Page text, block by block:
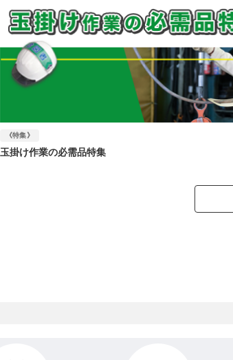
《特集》
玉掛け作業の必需品特集